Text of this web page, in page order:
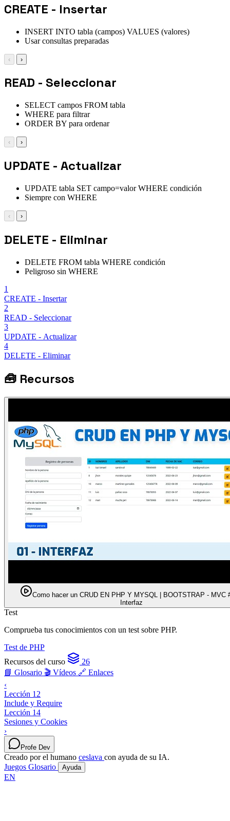
CREATE - Insertar
INSERT INTO tabla (campos) VALUES (valores)
Usar consultas preparadas
‹ ›
READ - Seleccionar
SELECT campos FROM tabla
WHERE para filtrar
ORDER BY para ordenar
‹ ›
UPDATE - Actualizar
UPDATE tabla SET campo=valor WHERE condición
Siempre con WHERE
‹ ›
DELETE - Eliminar
DELETE FROM tabla WHERE condición
Peligroso sin WHERE
1
CREATE - Insertar
2
READ - Seleccionar
3
UPDATE - Actualizar
4
DELETE - Eliminar
🧰 Recursos
Como hacer un CRUD EN PHP Y MYSQL | BOOTSTRAP - MVC #01 -
Interfaz
Test
Comprueba tus conocimientos con un test sobre PHP.
Test de PHP
Recursos del curso
26
📘 Glosario 🎬 Vídeos 🔗 Enlaces
‹
Lección 12
Include y Require
Lección 14
Sesiones y Cookies
›
Profe Dev
Creado por el humano ceslava con ayuda de su IA.
Juegos Glosario Ayuda
EN